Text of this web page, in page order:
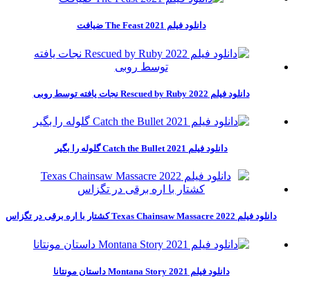
دانلود فیلم The Feast 2021 ضیافت
دانلود فیلم Rescued by Ruby 2022 نجات یافته توسط روبی
دانلود فیلم Catch the Bullet 2021 گلوله را بگیر
دانلود فیلم Texas Chainsaw Massacre 2022 کشتار با اره برقی در تگزاس
دانلود فیلم Montana Story 2021 داستان مونتانا